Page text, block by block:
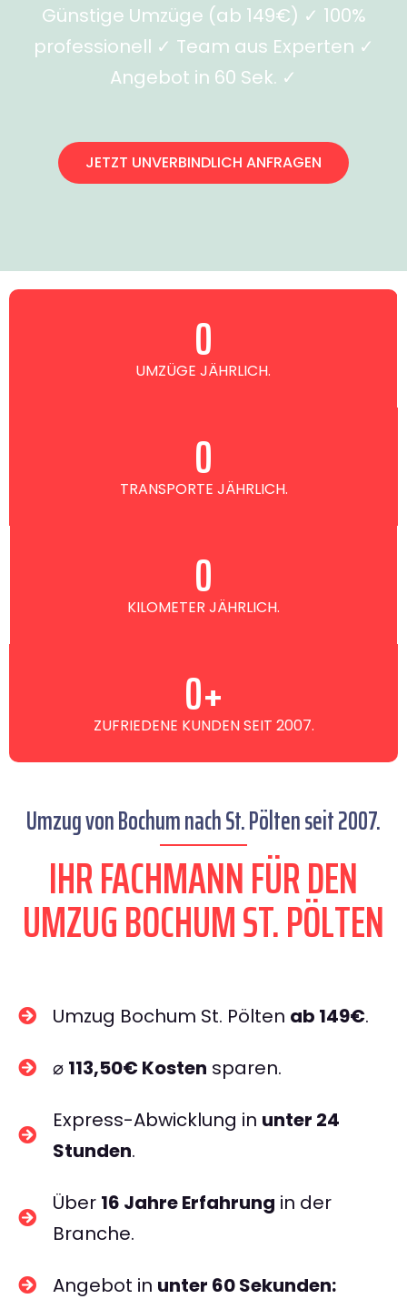
Günstige Umzüge (ab 149€) ✓ 100%
professionell ✓ Team aus Experten ✓
Angebot in 60 Sek. ✓
JETZT UNVERBINDLICH ANFRAGEN
UMZÜGE JÄHRLICH.
0
TRANSPORTE JÄHRLICH.
0
KILOMETER JÄHRLICH.
0
ZUFRIEDENE KUNDEN SEIT 2007.
0+
Umzug von Bochum nach St. Pölten seit 2007.
IHR FACHMANN FÜR DEN
UMZUG BOCHUM ST. PÖLTEN
Umzug Bochum St. Pölten ab 149€.
⌀ 113,50€ Kosten sparen.
Express-Abwicklung in unter 24
Stunden.
Über 16 Jahre Erfahrung in der
Branche.
Angebot in unter 60 Sekunden: